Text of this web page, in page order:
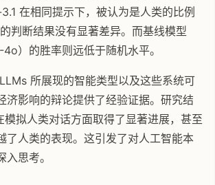
在相同提示下，被认为是人类的比例
判断结果没有显著差异。而基线模型
4o）的胜率则远低于随机水平。
所展现的智能类型以及这些系统可
济影响的辩论提供了经验证据。研究结
模拟人类对话方面取得了显著进展，甚至
了人类的表现。这引发了对人工智能本
思考。